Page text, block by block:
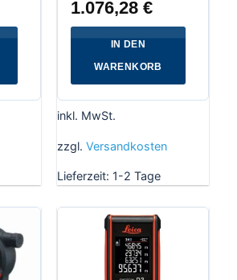
1.076,28€
IN DEN
WARENKORB
inkl. MwSt.
zzgl. Versandkosten
Lieferzeit: 1-2 Tage